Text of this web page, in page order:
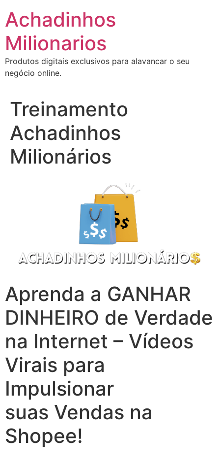
para
conteúdo
Achadinhos
Milionarios
Produtos digitais exclusivos para alavancar o seu
negócio online.
Treinamento
Achadinhos
Milionários
Aprenda a GANHAR
DINHEIRO de Verdade
na Internet – Vídeos
Virais para
Impulsionar
suas Vendas na
Shopee!